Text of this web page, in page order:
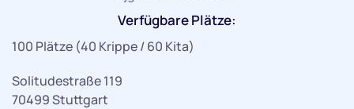
Verfügbare Plätze:
100 Plätze (40 Krippe / 60 Kita)
Solitudestraße 119
70499 Stuttgart